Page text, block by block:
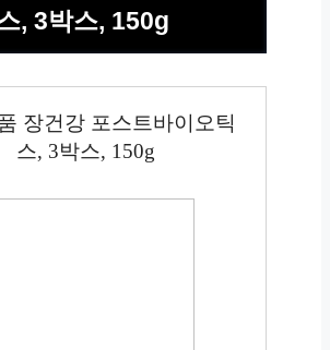
, 3박스, 150g
장건강 포스트바이오틱
스, 3박스, 150g